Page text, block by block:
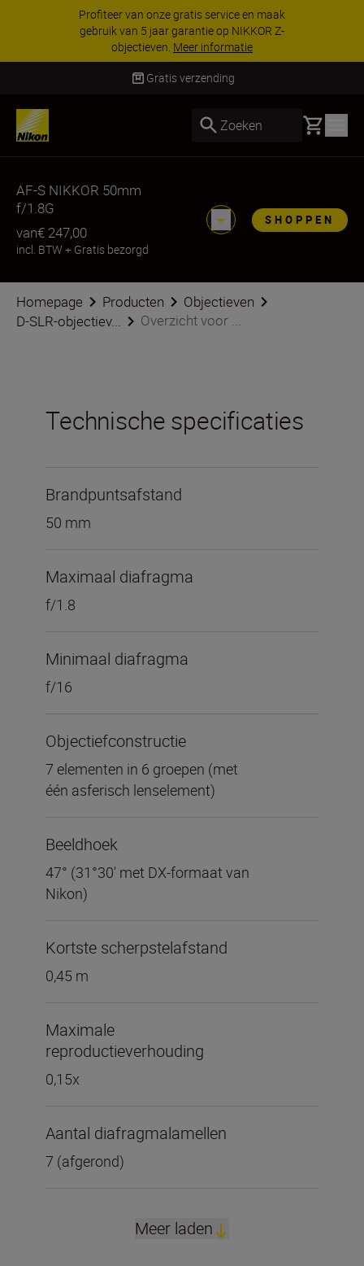
service en maak
op NIKKOR Z-
KORTING OP
geselecteerde
Gratis verzending
Zoeken Basket
AF-S NIKKOR 50mm
f/1.8G
van€ 247,00
incl. BTW + Gratis bezorgd
SHOPPEN
Homepage Producten
Objectieven
D-SLR-objectiev...
Overzicht voor ...
Technische specificaties
Brandpuntsafstand
50 mm
Maximaal diafragma
f/1.8
Minimaal diafragma
f/16
Objectiefconstructie
7 elementen in 6 groepen (met
één asferisch lenselement)
Beeldhoek
47° (31°30' met DX-formaat van
Nikon)
Kortste scherpstelafstand
0,45 m
Maximale
reproductieverhouding
0,15x
Aantal diafragmalamellen
7 (afgerond)
Meer laden